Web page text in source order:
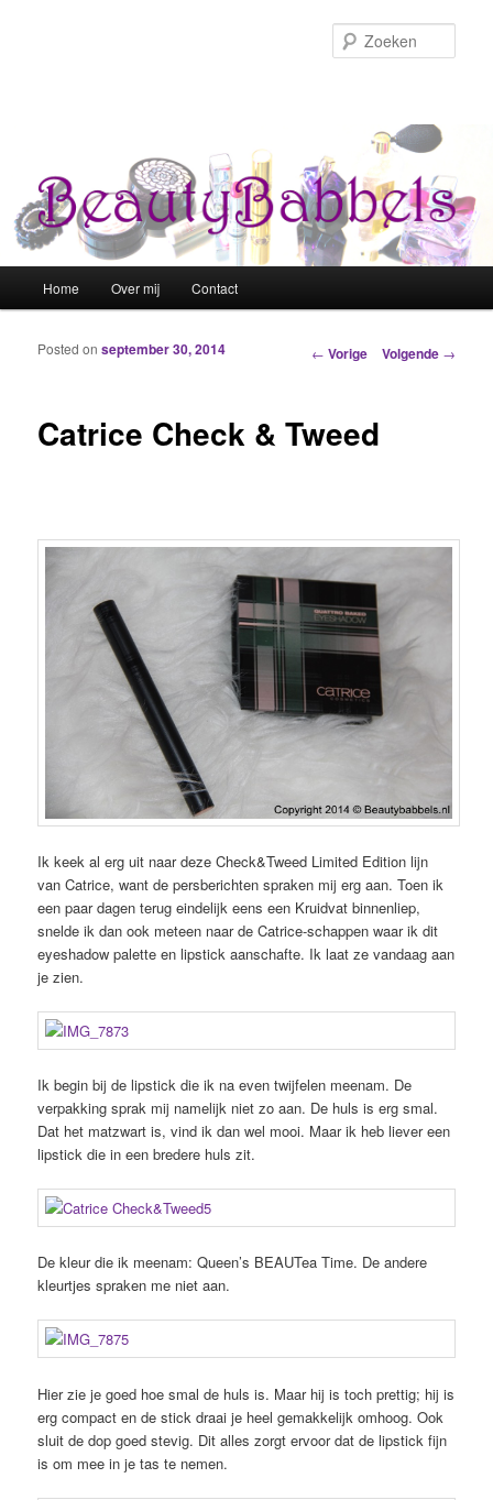
Spring naar de primaire inhoud
Spring naar de secundaire inhoud
Home Over mij Contact
Berichtnavigatie
← Vorige Volgende →
Catrice Check & Tweed
Posted onseptember 30, 2014
Ik keek al erg uit naar deze Check&Tweed Limited Edition lijn
van Catrice, want de persberichten spraken mij erg aan. Toen ik
een paar dagen terug eindelijk eens een Kruidvat binnenliep,
snelde ik dan ook meteen naar de Catrice-schappen waar ik dit
eyeshadow palette en lipstick aanschafte. Ik laat ze vandaag aan
je zien.
Ik begin bij de lipstick die ik na even twijfelen meenam. De
verpakking sprak mij namelijk niet zo aan. De huls is erg smal.
Dat het matzwart is, vind ik dan wel mooi. Maar ik heb liever een
lipstick die in een bredere huls zit.
De kleur die ik meenam: Queen’s BEAUTea Time. De andere
kleurtjes spraken me niet aan.
Hier zie je goed hoe smal de huls is. Maar hij is toch prettig; hij is
erg compact en de stick draai je heel gemakkelijk omhoog. Ook
sluit de dop goed stevig. Dit alles zorgt ervoor dat de lipstick fijn
is om mee in je tas te nemen.